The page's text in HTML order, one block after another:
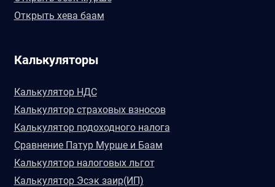
Открыть хева баам
Калькуляторы
Калькулятор НДС
Калькулятор страховых взносов
Калькулятор подоходного налога
Сравнение Патур Мурше и Баам
Калькулятор налоговых льгот
Калькулятор Эсэк заир(ИП)